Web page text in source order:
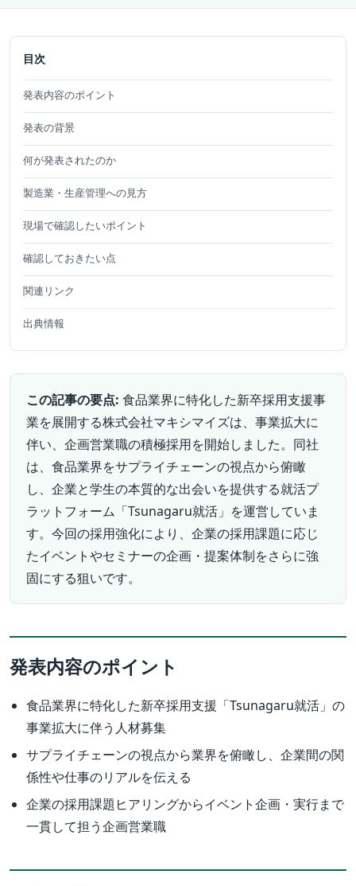
目次
発表内容のポイント
発表の背景
何が発表されたのか
製造業・生産管理への見方
現場で確認したいポイント
確認しておきたい点
関連リンク
出典情報
この記事の要点: 食品業界に特化した新卒採用支援事
業を展開する株式会社マキシマイズは、事業拡大に
伴い、企画営業職の積極採用を開始しました。同社
は、食品業界をサプライチェーンの視点から俯瞰
し、企業と学生の本質的な出会いを提供する就活プ
ラットフォーム「Tsunagaru就活」を運営していま
す。今回の採用強化により、企業の採用課題に応じ
たイベントやセミナーの企画・提案体制をさらに強
固にする狙いです。
発表内容のポイント
食品業界に特化した新卒採用支援「Tsunagaru就活」の
事業拡大に伴う人材募集
サプライチェーンの視点から業界を俯瞰し、企業間の関
係性や仕事のリアルを伝える
企業の採用課題ヒアリングからイベント企画・実行まで
一貫して担う企画営業職